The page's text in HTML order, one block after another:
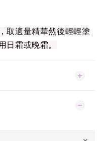
取適量精華然後輕輕塗
日霜或晚霜。